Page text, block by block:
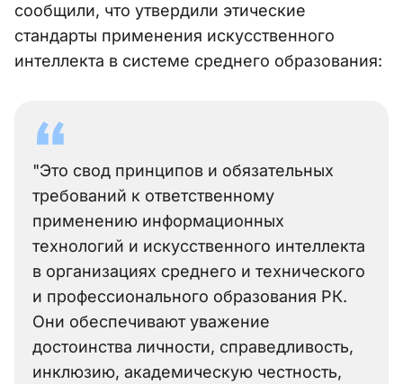
сообщили, что утвердили этические
стандарты применения искусственного
интеллекта в системе среднего образования:
"Это свод принципов и обязательных
требований к ответственному
применению информационных
технологий и искусственного интеллекта
в организациях среднего и технического
и профессионального образования РК.
Они обеспечивают уважение
достоинства личности, справедливость,
инклюзию, академическую честность,